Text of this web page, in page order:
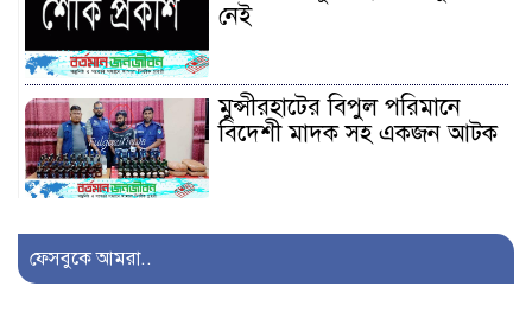
নেই
মুন্সীরহাটের বিপুল পরিমানে
বিদেশী মাদক সহ একজন আটক
সাজেকগামী পর্যটকবাহী যানবাহন
সেনাবাহিনী
ফেসবুকে আমরা..